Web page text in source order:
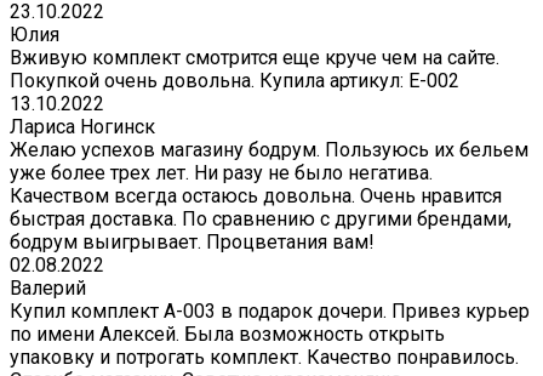
23.10.2022
Юлия
Вживую комплект смотрится еще круче чем на сайте.
Покупкой очень довольна. Купила артикул: E-002
13.10.2022
Лариса Ногинск
Желаю успехов магазину бодрум. Пользуюсь их бельем
уже более трех лет. Ни разу не было негатива.
Качеством всегда остаюсь довольна. Очень нравится
быстрая доставка. По сравнению с другими брендами,
бодрум выигрывает. Процветания вам!
02.08.2022
Валерий
Купил комплект A-003 в подарок дочери. Привез курьер
по имени Алексей. Была возможность открыть
упаковку и потрогать комплект. Качество понравилось.